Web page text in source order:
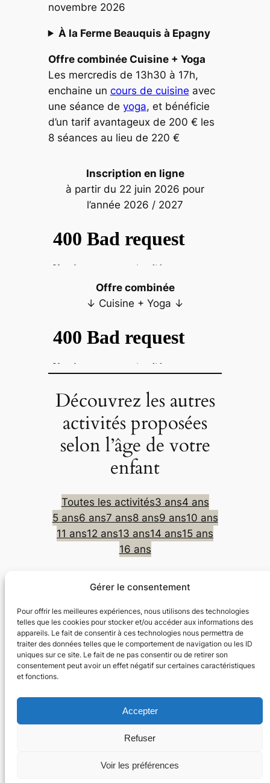
Gérer le consentement
Pour offrir les meilleures expériences, nous utilisons des technologies
telles que les cookies pour stocker et/ou accéder aux informations des
appareils. Le fait de consentir à ces technologies nous permettra de
traiter des données telles que le comportement de navigation ou les ID
uniques sur ce site. Le fait de ne pas consentir ou de retirer son
consentement peut avoir un effet négatif sur certaines caractéristiques
et fonctions.
Accepter
Refuser
Voir les préférences
novembre 2026
À la Ferme Beauquis à Epagny
Offre combinée Cuisine + Yoga
Les mercredis de 13h30 à 17h,
enchaine un cours de cuisine avec
une séance de yoga, et bénéficie
d’un tarif avantageux de 200 € les
8 séances au lieu de 220 €
Inscription en ligne
à partir du 22 juin 2026 pour
l’année 2026 / 2027
Offre combinée
↓ Cuisine + Yoga ↓
Découvrez les autres
activités proposées
selon l’âge de votre
enfant
Toutes les activités3 ans4 ans
5 ans6 ans7 ans8 ans9 ans10 ans
11 ans12 ans13 ans14 ans15 ans
16 ans
Sport et culture pour les enfants
Activités
Activités d’automne et de printemps